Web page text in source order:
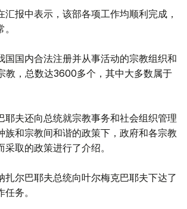
汇报中表示，该部各项工作均顺利完成，
国国内合法注册并从事活动的宗教组织和
教，总数达3600多个，其中大多数属于
耶夫还向总统就宗教事务和社会组织管理
族和宗教间和谐的政策下，政府和各宗教
取的政策进行了介绍。
扎尔巴耶夫总统向叶尔梅克巴耶夫下达了
务。